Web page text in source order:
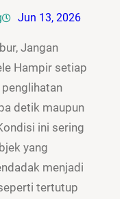
Jun 13, 2026
Jangan
Hampir setiap
detik maupun
ini sering
yang
menjadi
tertutup